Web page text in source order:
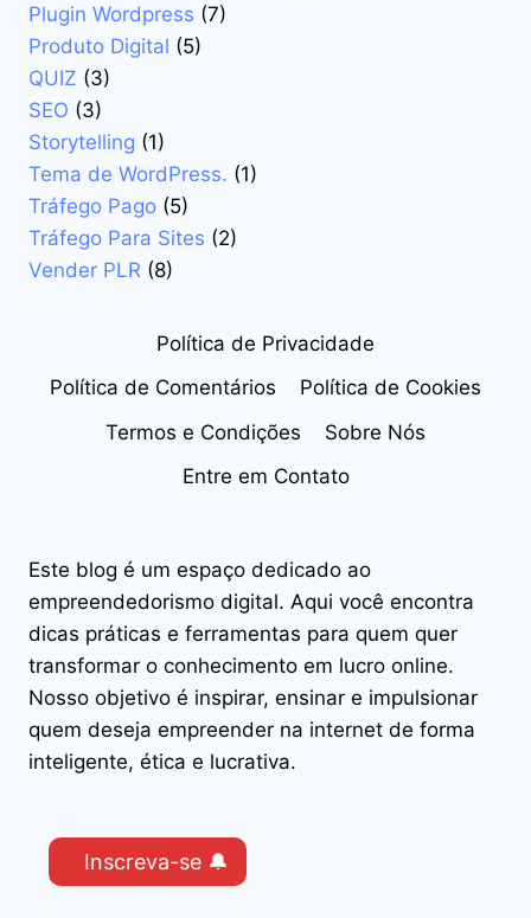
Plugin Wordpress (7)
Produto Digital (5)
QUIZ (3)
SEO (3)
Storytelling (1)
Tema de WordPress. (1)
Tráfego Pago (5)
Tráfego Para Sites (2)
Vender PLR (8)
Política de Privacidade
Política de Comentários
Política de Cookies
Termos e Condições
Sobre Nós
Entre em Contato
Este blog é um espaço dedicado ao
empreendedorismo digital. Aqui você encontra
dicas práticas e ferramentas para quem quer
transformar o conhecimento em lucro online.
Nosso objetivo é inspirar, ensinar e impulsionar
quem deseja empreender na internet de forma
inteligente, ética e lucrativa.
Inscreva-se 🔔